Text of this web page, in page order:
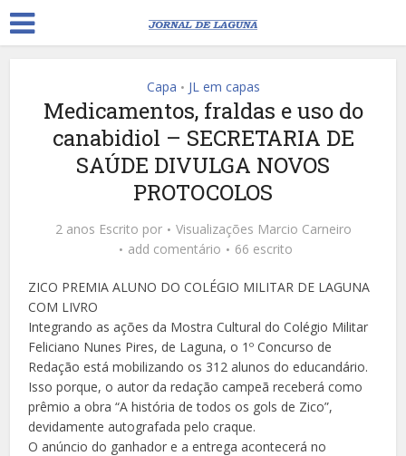
Capa • JL em capas
Medicamentos, fraldas e uso do
canabidiol – SECRETARIA DE
SAÚDE DIVULGA NOVOS
PROTOCOLOS
2 anos Escrito por Visualizações Marcio Carneiro
add comentário
66 escrito
ZICO PREMIA ALUNO DO COLÉGIO MILITAR DE LAGUNA
COM LIVRO
Integrando as ações da Mostra Cultural do Colégio Militar
Feliciano Nunes Pires, de Laguna, o 1º Concurso de
Redação está mobilizando os 312 alunos do educandário.
Isso porque, o autor da redação campeã receberá como
prêmio a obra “A história de todos os gols de Zico”,
devidamente autografada pelo craque.
O anúncio do ganhador e a entrega acontecerá no